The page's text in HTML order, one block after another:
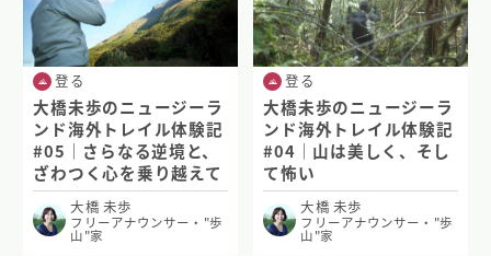
登る
大橋未歩のニュージーラ
ンド海外トレイル体験記
#05｜さらなる逆境と、
ざわつく心を乗り越えて
大橋 未歩
フリーアナウンサー・"歩
山"家
登る
大橋未歩のニュージーラ
ンド海外トレイル体験記
#04｜山は美しく、そし
て怖い
大橋 未歩
フリーアナウンサー・"歩
山"家